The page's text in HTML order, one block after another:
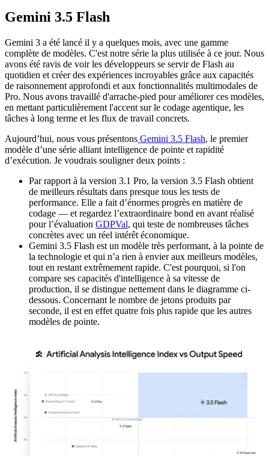
Gemini 3.5 Flash
Gemini 3 a été lancé il y a quelques mois, avec une gamme
complète de modèles. C'est notre série la plus utilisée à ce jour. Nous
avons été ravis de voir les développeurs se servir de Flash au
quotidien et créer des expériences incroyables grâce aux capacités
de raisonnement approfondi et aux fonctionnalités multimodales de
Pro. Nous avons travaillé d'arrache-pied pour améliorer ces modèles,
en mettant particulièrement l'accent sur le codage agentique, les
tâches à long terme et les flux de travail concrets.
Aujourd’hui, nous vous présentons Gemini 3.5 Flash, le premier
modèle d’une série alliant intelligence de pointe et rapidité
d’exécution. Je voudrais souligner deux points :
Par rapport à la version 3.1 Pro, la version 3.5 Flash obtient
de meilleurs résultats dans presque tous les tests de
performance. Elle a fait d’énormes progrès en matière de
codage — et regardez l’extraordinaire bond en avant réalisé
pour l’évaluation GDPVal, qui teste de nombreuses tâches
concrètes avec un réel intérêt économique.
Gemini 3.5 Flash est un modèle très performant, à la pointe de
la technologie et qui n’a rien à envier aux meilleurs modèles,
tout en restant extrêmement rapide. C'est pourquoi, si l'on
compare ses capacités d'intelligence à sa vitesse de
production, il se distingue nettement dans le diagramme ci-
dessous. Concernant le nombre de jetons produits par
seconde, il est en effet quatre fois plus rapide que les autres
modèles de pointe.